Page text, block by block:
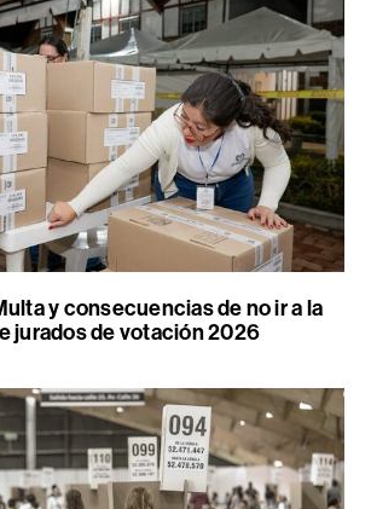
y consecuencias de no ir a la
jurados de votación 2026